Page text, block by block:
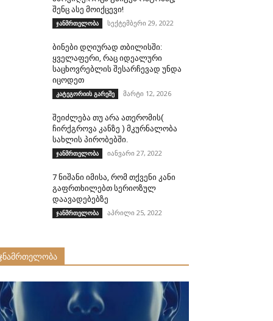
შენც ასე მოიქცევი!
ჯანმრთელობა სექტემბერი 29, 2022
ბინები დღიურად თბილისში:
ყველაფერი, რაც იდეალური
საცხოვრებლის შესარჩევად უნდა
იცოდეთ
კატეგორიის გარეშე მარტი 12, 2026
შეიძლება თუ არა ათერომის(
ჩირქგროვა კანზე ) მკურნალობა
სახლის პირობებში.
ჯანმრთელობა იანვარი 27, 2022
7 ნიშანი იმისა, რომ თქვენი კანი
გაფრთხილებთ სერიოზულ
დაავადებებზე
ჯანმრთელობა აპრილი 25, 2022